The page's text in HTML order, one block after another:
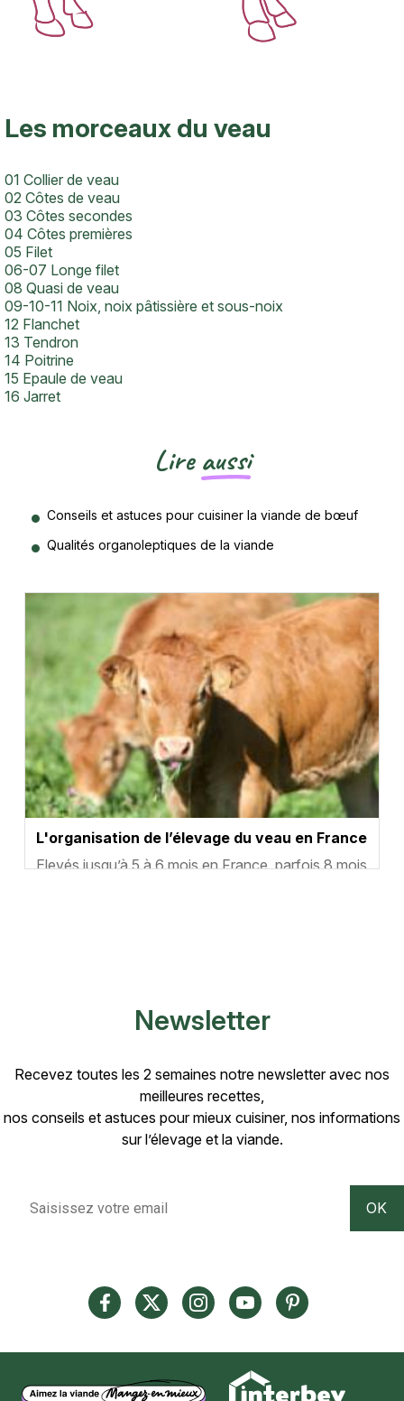
Les morceaux du veau
Texte
01 Collier de veau
02 Côtes de veau
03 Côtes secondes
04 Côtes premières
05 Filet
06-07 Longe filet
08 Quasi de veau
09-10-11 Noix, noix pâtissière et sous-noix
12 Flanchet
13 Tendron
14 Poitrine
15 Epaule de veau
16 Jarret
Lireaussi
Conseils et astuces pour cuisiner la viande de bœuf
Qualités organoleptiques de la viande
L'organisation de l’élevage du veau en France
Résumé
Elevés jusqu’à 5 à 6 mois en France, parfois 8 mois
Newsletter
Recevez toutes les 2 semaines notre newsletter avec nos
meilleures recettes,
nos conseils et astuces pour mieux cuisiner, nos informations
sur l’élevage et la viande.